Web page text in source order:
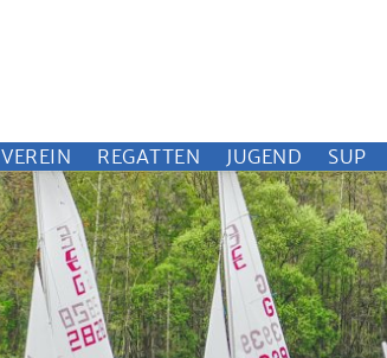
VEREIN REGATTEN JUGEND SUP